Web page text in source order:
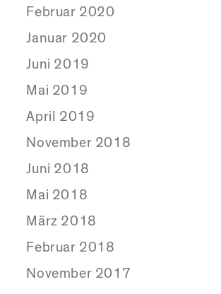
Februar 2020
Januar 2020
Juni 2019
Mai 2019
April 2019
November 2018
Juni 2018
Mai 2018
März 2018
Februar 2018
November 2017